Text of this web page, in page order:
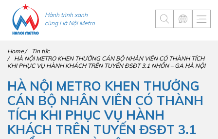
Hành trình xanh
cùng Hà Nội Metro
Home
Tin tức
HÀ NỘI METRO KHEN THƯỞNG CÁN BỘ NHÂN VIÊN CÓ THÀNH TÍCH
KHI PHỤC VỤ HÀNH KHÁCH TRÊN TUYẾN ĐSĐT 3.1 NHỔN – GA HÀ NỘI
HÀ NỘI METRO KHEN THƯỞNG
CÁN BỘ NHÂN VIÊN CÓ THÀNH
TÍCH KHI PHỤC VỤ HÀNH
KHÁCH TRÊN TUYẾN ĐSĐT 3.1